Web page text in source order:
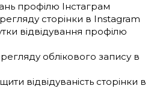
профілю Інстаграм
сторінки в Instagram
відвідування профілю
облікового запису в
відвідуваність сторінки в